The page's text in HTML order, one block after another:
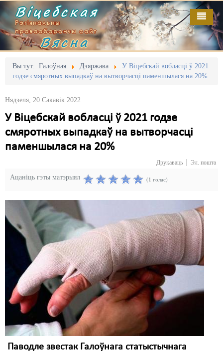
Віцебская
Рэгіянальны
праваабарончы сайт
Вясна
Вы тут: Галоўная Дзяржава
У Віцебскай вобласці ў 2021
годзе смяротных выпадкаў на вытворчасці паменшылася на 20%
Нядзеля, 20 Сакавік 2022
У Віцебскай вобласці ў 2021 годзе
смяротных выпадкаў на вытворчасці
паменшылася на 20%
Друкаваць Эл. пошта
Ацаніць гэты матэрыял (1 голас)
Паводле звестак Галоўнага статыстычнага
Галоўная
Адміністрацыйны перасьлед
Безбар'ернае асяродзьдзе
Выбары
Грамадзянскія ініцыятывы
Затрыманьні
Карная псыхіятрыя
КПЧ ААН
Культурныя правы
ЛПП
Мігранты
Мірныя сходы
Палітвязьні
Выданьні
Кантакт
RSS